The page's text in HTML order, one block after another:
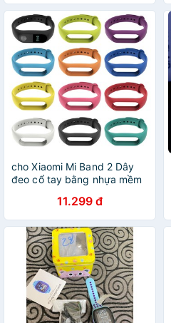
cho Xiaomi Mi Band 2 Dây
đeo cổ tay bằng nhựa mềm
tay thông m11.299 đ